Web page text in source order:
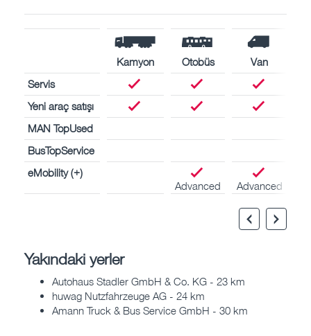
Kamyon Otobüs
Van
Servis
Yeni araç satışı
MAN TopUsed
BusTopService
eMobility (+)
Advanced
Advanced
Yakındaki yerler
Autohaus Stadler GmbH & Co. KG - 23 km
huwag Nutzfahrzeuge AG - 24 km
Amann Truck & Bus Service GmbH - 30 km